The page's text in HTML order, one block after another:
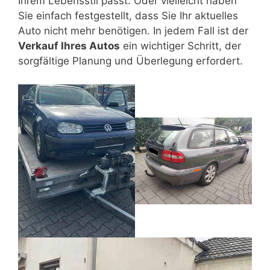
NISSAN PATHFINDER, NISSAN MURANO, RANGE
ROVER, TOYOTA LAND CRUISER, VOLVO XC60, VOLVO
XC90, VW TOUAREG
Sie einfach festgestellt, dass Sie Ihr aktuelles
Auto nicht mehr benötigen. In jedem Fall ist der
Verkauf Ihres Autos ein wichtiger Schritt, der
sorgfältige Planung und Überlegung erfordert.